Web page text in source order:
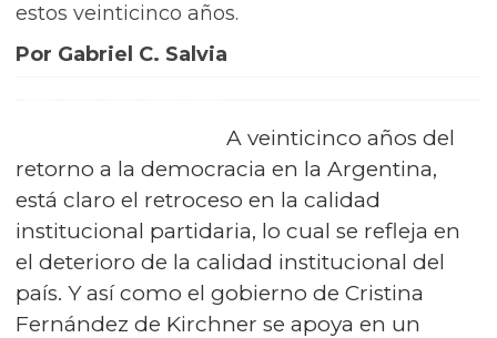
estos veinticinco años.
Por Gabriel C. Salvia
A veinticinco años del
retorno a la democracia en la Argentina,
está claro el retroceso en la calidad
institucional partidaria, lo cual se refleja en
el deterioro de la calidad institucional del
país. Y así como el gobierno de Cristina
Fernández de Kirchner se apoya en un